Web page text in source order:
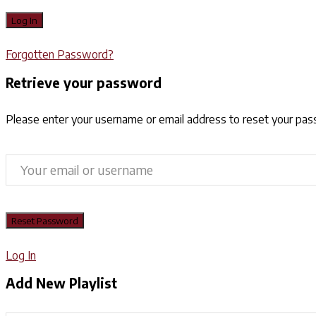
Forgotten Password?
Retrieve your password
Please enter your username or email address to reset your
Log In
Add New Playlist